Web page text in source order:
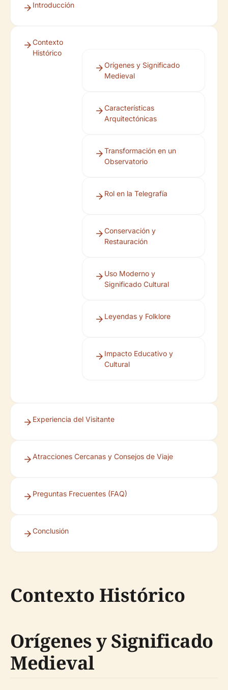
Introducción
Contexto
Histórico
Orígenes y Significado
Medieval
Características
Arquitectónicas
Transformación en un
Observatorio
Rol en la Telegrafía
Conservación y
Restauración
Uso Moderno y
Significado Cultural
Leyendas y Folklore
Impacto Educativo y
Cultural
Experiencia del Visitante
Atracciones Cercanas y Consejos de Viaje
Preguntas Frecuentes (FAQ)
Conclusión
Contexto Histórico
Orígenes y Significado
Medieval